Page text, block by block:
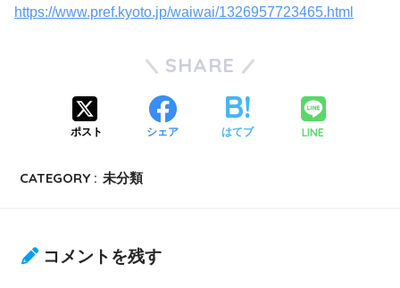
https://www.pref.kyoto.jp/waiwai/1326957723465.html
SHARE
ポスト シェア はてブ LINE
CATEGORY : 未分類
コメントを残す